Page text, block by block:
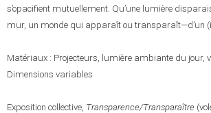
s’opacifient mutuellement. Qu’une lumière
mur, un monde qui apparaît ou transparaît—d’un
Matériaux : Projecteurs, lumière ambiante du jour,
Dimensions variables
Exposition collective, Transparence/Transparaître